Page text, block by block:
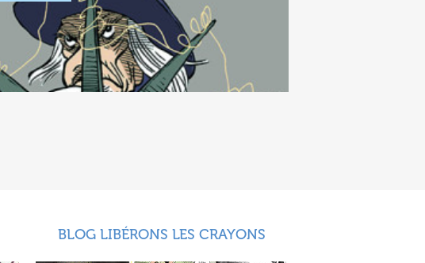
BLOG LIBÉRONS LES CRAYONS